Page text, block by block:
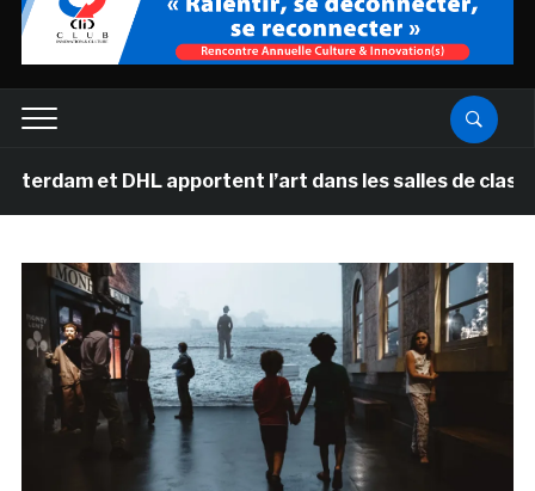
et DHL apportent l’art dans les salles de classe des